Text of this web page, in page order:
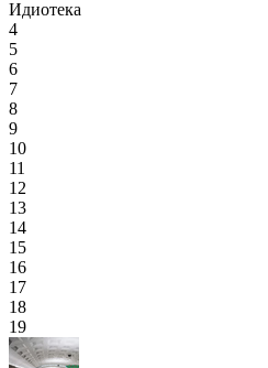
Идиотека
4
5
6
7
8
9
10
11
12
13
14
15
16
17
18
19